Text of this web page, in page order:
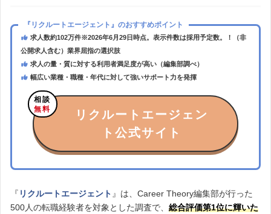
『リクルートエージェント』のおすすめポイント
求人数約102万件※2026年6月29日時点。表示件数は採用予定数。
！（非
公開求人含む）業界屈指の選択肢
求人の量・質に対する利用者満足度が高い（編集部調べ）
幅広い業種・職種・年代に対して強いサポート力を発揮
相談
無料
リクルートエージェン
ト公式サイト
『 リクルートエージェント 』は、Career Theory編集部が行った
500人の転職経験者を対象とした調査で、 総合評価第1位に輝いた